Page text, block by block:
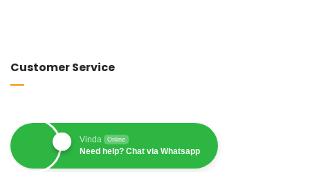
Customer Service
Vinda Online
Need help? Chat via Whatsapp